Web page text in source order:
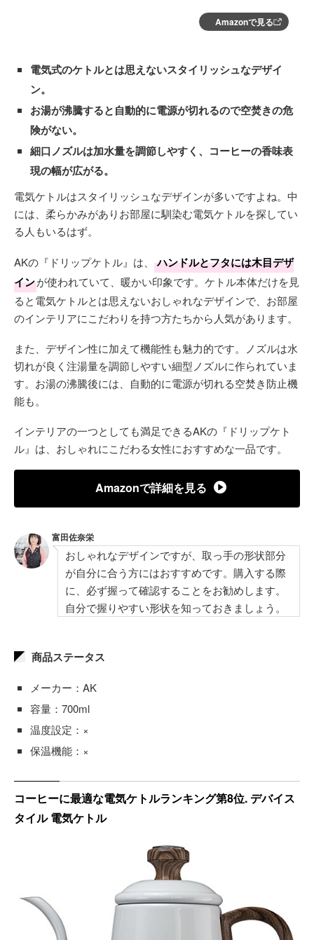
Amazonで見る
電気式のケトルとは思えないスタイリッシュなデザイ
ン。
お湯が沸騰すると自動的に電源が切れるので空焚きの危
険がない。
細口ノズルは加水量を調節しやすく、コーヒーの香味表
現の幅が広がる。
電気ケトルはスタイリッシュなデザインが多いですよね。中
には、柔らかみがありお部屋に馴染む電気ケトルを探してい
る人もいるはず。
AKの『ドリップケトル』は、
ハンドルとフタには木目デザ
インが使われていて、暖かい印象です。ケトル本体だけを見
ると電気ケトルとは思えないおしゃれなデザインで、お部屋
のインテリアにこだわりを持つ方たちから人気があります。
また、デザイン性に加えて機能性も魅力的です。ノズルは水
切れが良く注湯量を調節しやすい細型ノズルに作られていま
す。お湯の沸騰後には、自動的に電源が切れる空焚き防止機
能も。
インテリアの一つとしても満足できるAKの『ドリップケト
ル』は、おしゃれにこだわる女性におすすめな一品です。
Amazonで詳細を見る
富田佐奈栄
おしゃれなデザインですが、取っ手の形状部分
が自分に合う方にはおすすめです。購入する際
に、必ず握って確認することをお勧めします。
自分で握りやすい形状を知っておきましょう。
商品ステータス
メーカー：AK
容量：700ml
温度設定：×
保温機能：×
コーヒーに最適な電気ケトルランキング第8位. デバイス
タイル 電気ケトル